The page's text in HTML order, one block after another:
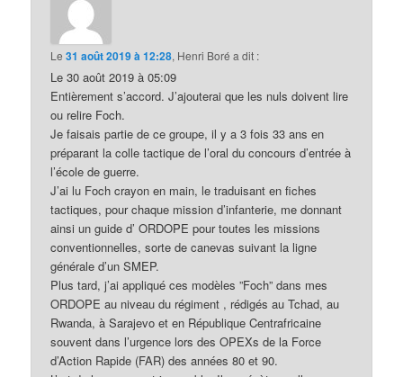
Le31 août 2019 à 12:28, Henri Boré a dit :
Le 30 août 2019 à 05:09
Entièrement s’accord. J’ajouterai que les nuls doivent lire
ou relire Foch.
Je faisais partie de ce groupe, il y a 3 fois 33 ans en
préparant la colle tactique de l’oral du concours d’entrée à
l’école de guerre.
J’ai lu Foch crayon en main, le traduisant en fiches
tactiques, pour chaque mission d’infanterie, me donnant
ainsi un guide d’ ORDOPE pour toutes les missions
conventionnelles, sorte de canevas suivant la ligne
générale d’un SMEP.
Plus tard, j’ai appliqué ces modèles ”Foch” dans mes
ORDOPE au niveau du régiment , rédigés au Tchad, au
Rwanda, à Sarajevo et en République Centrafricaine
souvent dans l’urgence lors des OPEXs de la Force
d’Action Rapide (FAR) des années 80 et 90.